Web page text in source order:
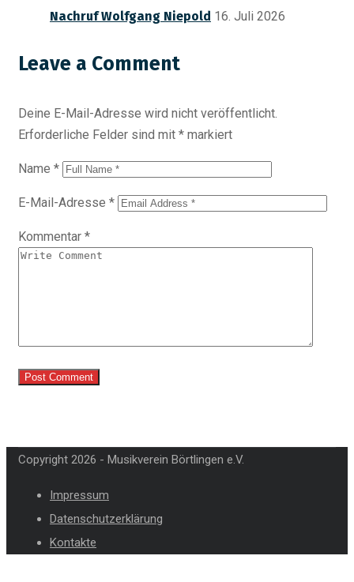
Nachruf Wolfgang Niepold 16. Juli 2026
Leave a Comment
Deine E-Mail-Adresse wird nicht veröffentlicht.
Erforderliche Felder sind mit * markiert
Name *
E-Mail-Adresse *
Kommentar *
Copyright 2026 - Musikverein Börtlingen e.V.
Impressum
Datenschutzerklärung
Kontakte